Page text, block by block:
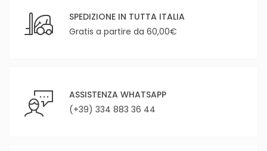
SPEDIZIONE IN TUTTA ITALIA
Gratis a partire da 60,00€
ASSISTENZA WHATSAPP
(+39) 334 883 36 44